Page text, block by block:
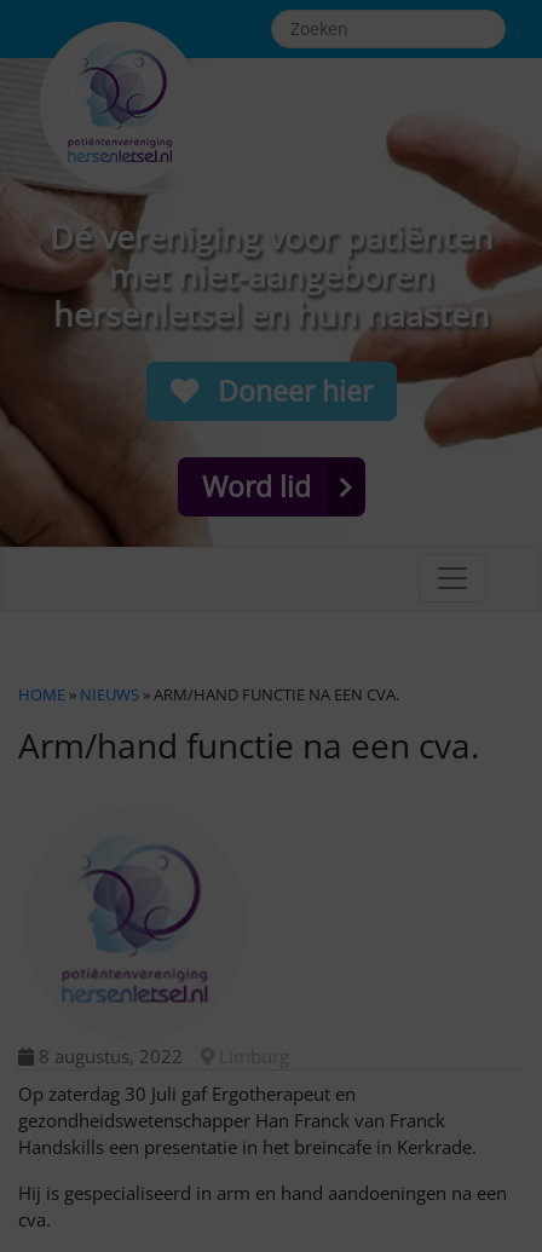
Dé vereniging voor patiënten
met niet-aangeboren
hersenletsel en hun naasten
Doneer hier
Word lid
HOME » NIEUWS » ARM/HAND FUNCTIE NA EEN CVA.
Arm/hand functie na een cva.
8 augustus, 2022
Op zaterdag 30 Juli gaf Ergotherapeut en
gezondheidswetenschapper Han Franck van Franck
Handskills een presentatie in het breincafe in Kerkrade.
Hij is gespecialiseerd in arm en hand aandoeningen na een
cva.